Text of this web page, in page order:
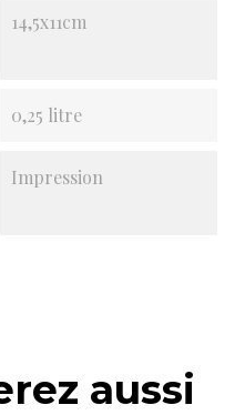
14,5x11cm
0,25 litre
Impression
aussi